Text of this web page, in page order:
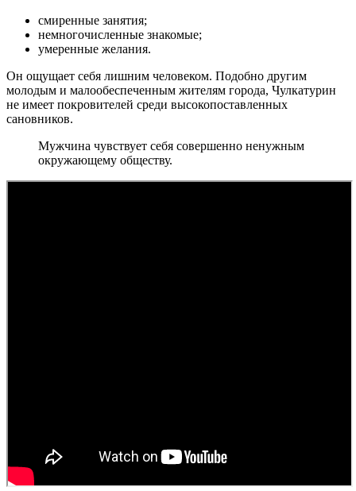
смиренные занятия;
немногочисленные знакомые;
умеренные желания.
Он ощущает себя лишним человеком. Подобно другим
молодым и малообеспеченным жителям города, Чулкатурин
не имеет покровителей среди высокопоставленных
сановников.
Мужчина чувствует себя совершенно ненужным
окружающему обществу.